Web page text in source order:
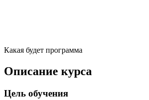
Какая будет программа
Описание курса
Цель обучения